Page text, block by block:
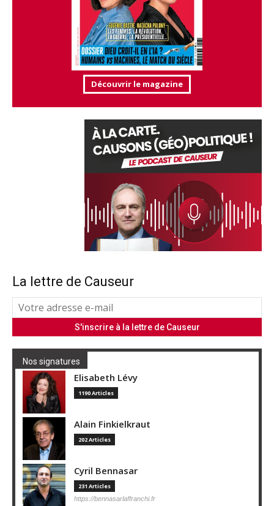
Découvrir le magazine
La lettre de Causeur
Nos signatures
Elisabeth Lévy
1190 Articles
Alain Finkielkraut
202 Articles
Cyril Bennasar
231 Articles
https://bennasarlaffranchi.fr